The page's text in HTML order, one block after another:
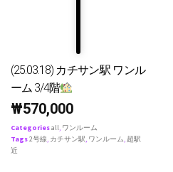
(25.03.18) カチサン駅 ワンル
ーム 3/4階
₩570,000
Categoriesall, ワンルーム
Tags2号線, カチサン駅, ワンルーム, 超駅
近